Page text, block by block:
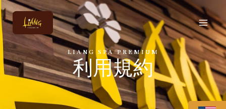
容
を
ス
キ
ッ
プ
LIANG SPA PREMIUM
利用規約